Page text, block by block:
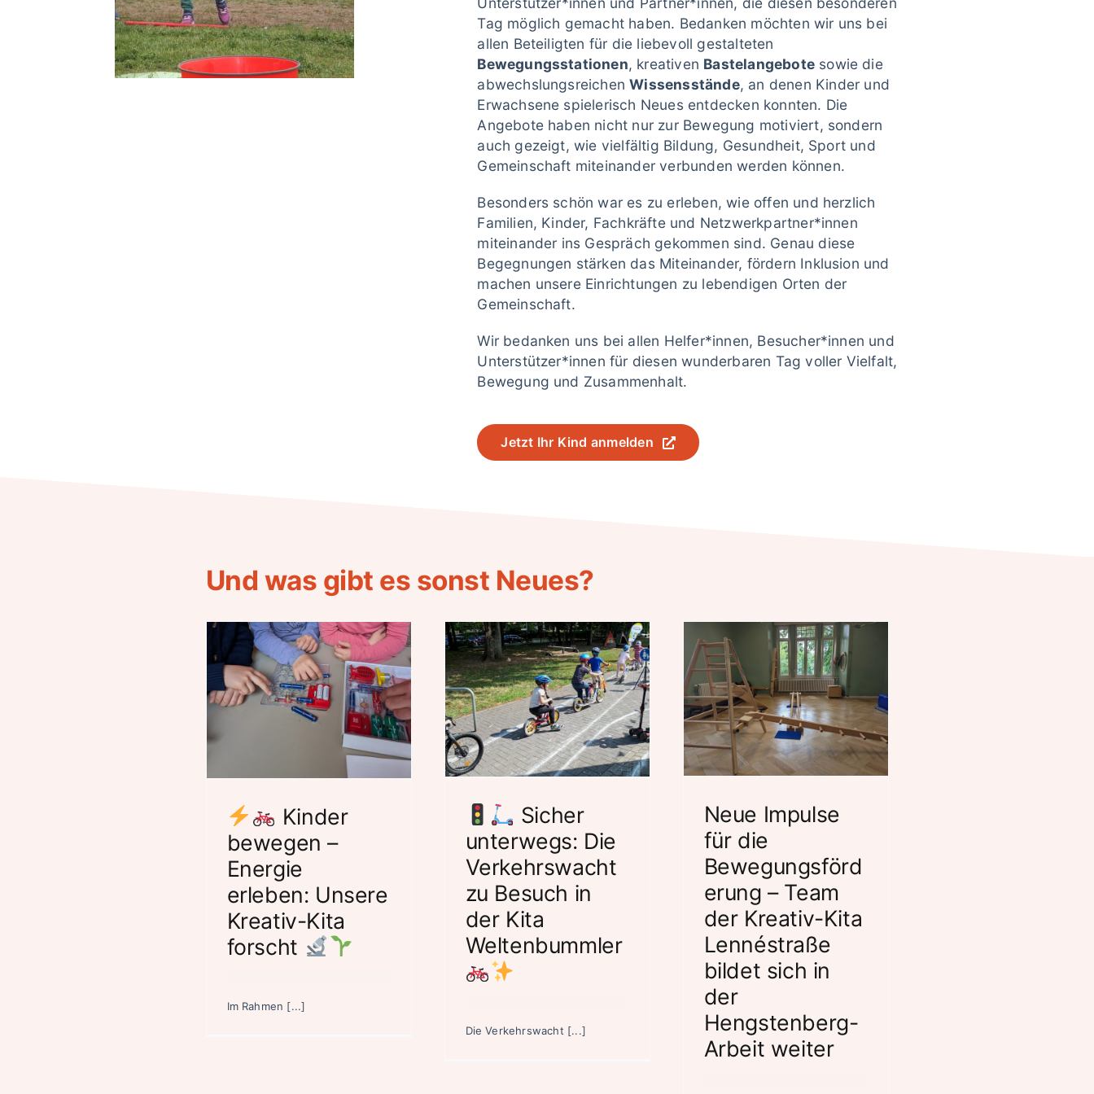
Tag möglich gemacht haben. Bedanken möchten wir uns bei
allen Beteiligten für die liebevoll gestalteten
Bewegungsstationen, kreativen Bastelangebotesowie die
abwechslungsreichenWissensstände, an denen Kinder und
Erwachsene spielerisch Neues entdecken konnten. Die
Angebote haben nicht nur zur Bewegung motiviert, sondern
auch gezeigt, wie vielfältig Bildung, Gesundheit, Sport und
Gemeinschaft miteinander verbunden werden können.
Besonders schön war es zu erleben, wie offen und herzlich
Familien, Kinder, Fachkräfte und Netzwerkpartner*innen
miteinander ins Gespräch gekommen sind. Genau diese
Begegnungen stärken das Miteinander, fördern Inklusion und
machen unsere Einrichtungen zu lebendigen Orten der
Gemeinschaft.
Wir bedanken uns bei allen Helfer*innen, Besucher*innen und
Unterstützer*innen für diesen wunderbaren Tag voller Vielfalt,
Bewegung und Zusammenhalt.
Jetzt Ihr Kind anmelden
Und was gibt es sonst Neues?
Kinder
bewegen –
Energie
erleben: Unsere
Kreativ-Kita
forscht
Im Rahmen [...]
Sicher
unterwegs: Die
Verkehrswacht zu
Besuch in der Kita
Weltenbummler
Sicher
unterwegs: Die
Verkehrswacht
zu Besuch in
der Kita
Weltenbummler
Die Verkehrswacht [...]
Neue Impulse für
die
Bewegungsförderung
– Team der
Kreativ-Kita
Lennéstraße
bildet sich in der
Hengstenberg-
Aktuelles
Neue Impulse
für die
Bewegungsförd
erung – Team
der Kreativ-Kita
Lennéstraße
bildet sich in
der
Hengstenberg-
Arbeit weiter